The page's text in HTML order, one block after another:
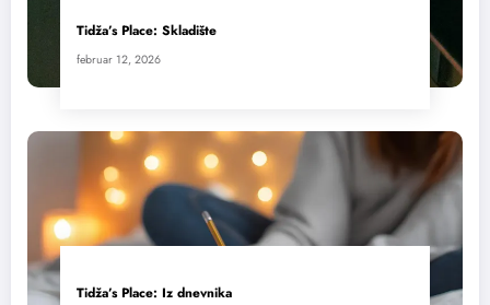
Tidža’s Place: Skladište
februar 12, 2026
Tidža’s Place: Iz dnevnika